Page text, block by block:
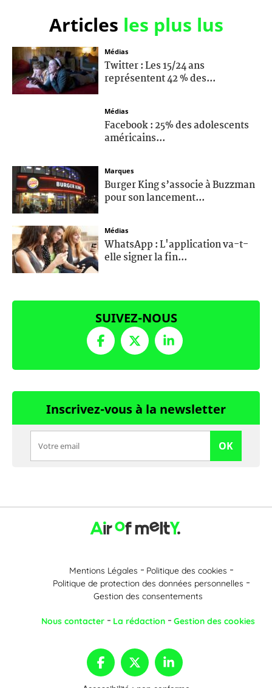
Articles les plus lus
Médias
Twitter : Les 15/24 ans
représentent 42 % des...
Médias
Facebook : 25% des adolescents
américains...
Marques
Burger King s’associe à Buzzman
pour son lancement...
Médias
WhatsApp : L'application va-t-
elle signer la fin...
SUIVEZ-NOUS
Inscrivez-vous à la newsletter
OK
Mentions Légales
Politique des cookies
Politique de protection des données personnelles
Gestion des consentements
Nous contacter La rédaction Gestion des cookies